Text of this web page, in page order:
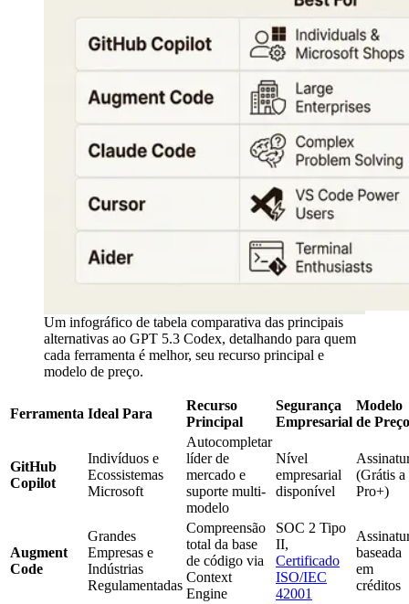
Um infográfico de tabela comparativa das principais
alternativas ao GPT 5.3 Codex, detalhando para quem
cada ferramenta é melhor, seu recurso principal e
modelo de preço.
Ferramenta Ideal Para
Recurso
Principal
Segurança
Empresarial
Modelo
de Preço
GitHub
Copilot
Indivíduos e
Ecossistemas
Microsoft
Autocompletar
líder de
mercado e
suporte multi-
modelo
Nível
empresarial
disponível
(Grátis a
Pro+)
Augment
Code
Grandes
Empresas e
Indústrias
Regulamentadas
Compreensão
total da base
de código via
Context
Engine
SOC 2 Tipo
II,
Certificado
ISO/IEC
42001
baseada
em
créditos